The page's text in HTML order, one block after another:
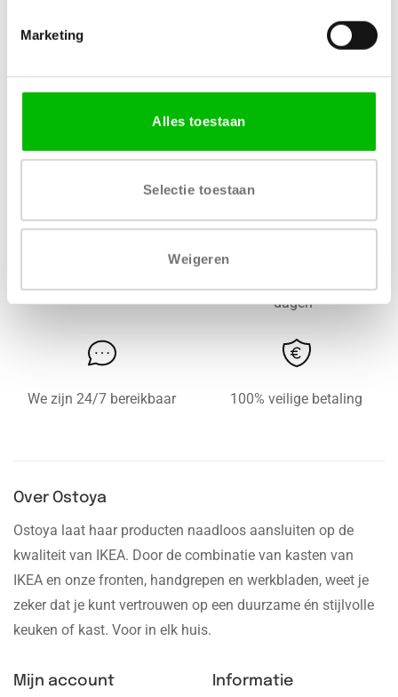
Marketing
Alles toestaan
Selectie toestaan
Weigeren
MATERIAAL
dagen*
We zijn 24/7 bereikbaar 100% veilige betaling
Over Ostoya
Ostoya laat haar producten naadloos aansluiten op de
kwaliteit van IKEA. Door de combinatie van kasten van
IKEA en onze fronten, handgrepen en werkbladen, weet je
zeker dat je kunt vertrouwen op een duurzame én stijlvolle
keuken of kast. Voor in elk huis.
Mijn account Informatie